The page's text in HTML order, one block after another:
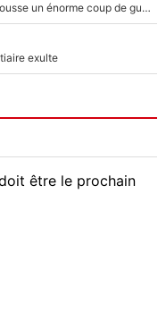
Victime de racisme contre Murray, Kyrgios pousse un énorme coup de gueule !
exulte
être le prochain